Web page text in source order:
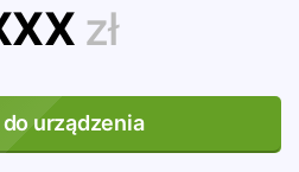
zł
urządzenia